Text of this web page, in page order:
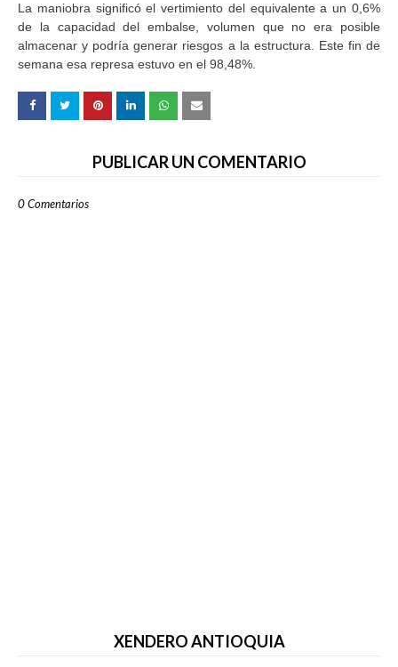
La maniobra significó el vertimiento del equivalente a un 0,6%
de la capacidad del embalse, volumen que no era posible
almacenar y podría generar riesgos a la estructura. Este fin de
semana esa represa estuvo en el 98,48%.
PUBLICAR UN COMENTARIO
0 Comentarios
XENDERO ANTIOQUIA